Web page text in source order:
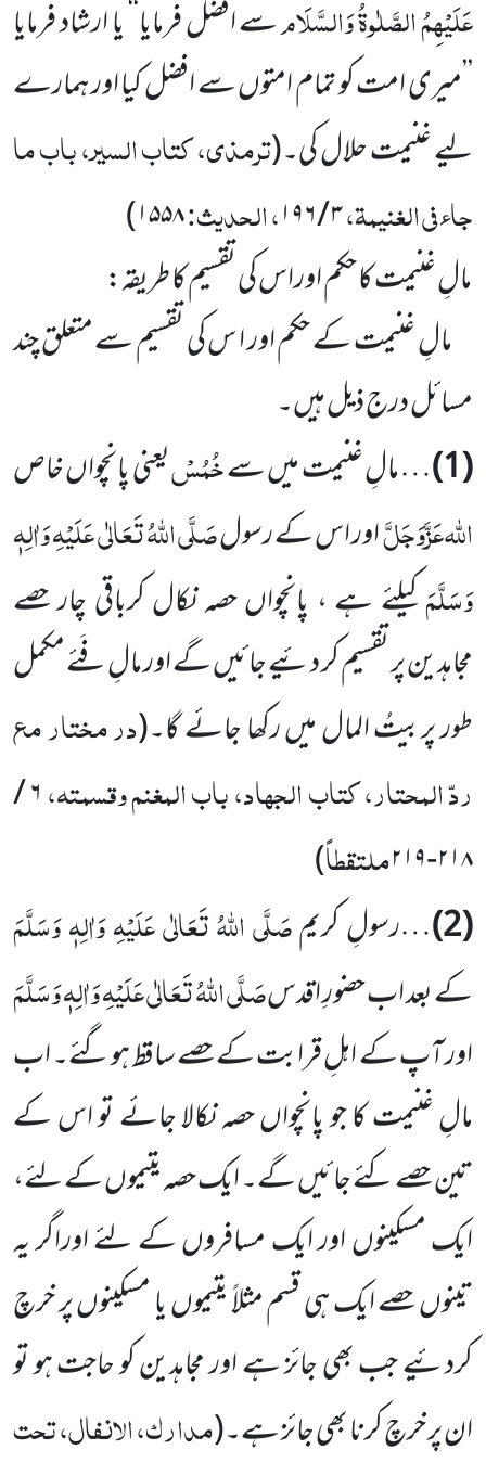
عَلَیْہِمُ الصَّلٰوۃُ وَالسَّلَامسے افضل فرمایا‘‘ یا ارشاد فرمایا
’’میری امت کو تمام امتوں سے افضل کیا اور ہمارے
لیے غنیمت حلال کی۔(ترمذی، کتاب السیر، باب ما
جاء فی الغنیمۃ،۳ / ۱۹۶ ، الحدیث:۱۵۵۸)
مالِ غنیمت کا حکم اوراس کی تقسیم کا طریقہ:
مالِ غنیمت کے حکم اور ا س کی تقسیم سے متعلق چند
مسائل درج ذیل ہیں۔
(1) … مالِ غنیمت میں سےخُمُسْیعنی پانچواں خاص
اللہعَزَّوَجَلَّاور اس کے رسولصَلَّی اللہُ تَعَالٰی عَلَیْہِ وَاٰلِہٖ
وَسَلَّمَکیلئے ہے ، پانچواں حصہ نکال کرباقی چار حصے
مجاہدین پر تقسیم کر دئیے جائیں گے اور مالِ فَئے مکمل
طور پربیتُ المال میں رکھا جائے گا۔(در مختار مع
ردّ المحتار، کتاب الجھاد، باب المغنم وقسمتہ، ۶ /
۲۱۸-۲۱۹
ملتقطاً)
(2) …رسولِ کریمصَلَّی اللہُ تَعَالٰی عَلَیْہِ وَاٰلِہٖ وَسَلَّمَ
کے بعد اب حضورِ اقدسصَلَّی اللہُ تَعَالٰی عَلَیْہِ وَاٰلِہٖ وَسَلَّمَ
اور آپ کے اہلِ قرابت کے حصے ساقط ہو گئے۔ اب
مالِ غنیمت کا جو پانچواں حصہ نکالا جائے تو اس کے
تین حصے کئے جائیں گے۔ ایک حصہ یتیموں کے لئے،
ایک مسکینوں اور ایک مسافروں کے لئے اوراگر یہ
تینوں حصے ایک ہی قسم مثلاً یتیموں یا مسکینوں پر خرچ
کردئیے جب بھی جائز ہے اور مجاہدین کو حاجت ہو تو
ان پر خرچ کرنا بھی جائز ہے۔(مدارک، الانفال، تحت